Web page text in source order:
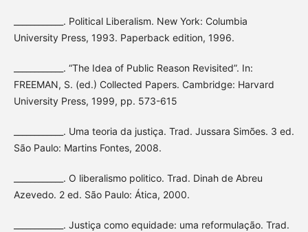
____________. Political Liberalism. New York: Columbia
University Press, 1993. Paperback edition, 1996.
____________. “The Idea of Public Reason Revisited”. In:
FREEMAN, S. (ed.) Collected Papers. Cambridge: Harvard
University Press, 1999, pp. 573-615
____________. Uma teoria da justiça. Trad. Jussara Simões. 3 ed.
São Paulo: Martins Fontes, 2008.
____________. O liberalismo politico. Trad. Dinah de Abreu
Azevedo. 2 ed. São Paulo: Ática, 2000.
____________. Justiça como equidade: uma reformulação. Trad.